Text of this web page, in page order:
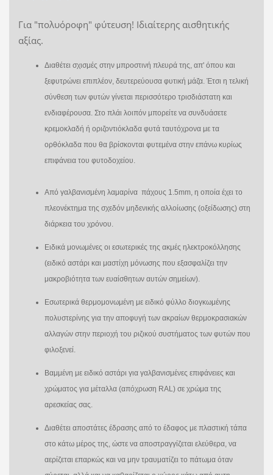
Για "πολυόροφη" φύτευση! Ιδιαίτερης αισθητικής
αξίας.
Διαθέτει σχισμές στην μπροστινή πλευρά της, απ' όπου και
ξεφυτρώνει επιπλέον, δευτερεύουσα φυτική μάζα. Έτσι η τελική
σύνθεση των φυτών γίνεται περισσότερο τρισδιάστατη και
ενδιαφέρουσα. Στο πλάι λοιπόν μπορείτε να συνδυάσετε
κρεμοκλαδή ή οριζοντιόκλαδα φυτά ταυτόχρονα με τα
ορθόκλαδα που θα βρίσκονται φυτεμένα στην επάνω κυρίως
επιφάνεια του φυτοδοχείου.
Από γαλβανισμένη λαμαρίνα πάχους 1.5mm, η οποία έχει το
πλεονέκτημα της σχεδόν μηδενικής αλλοίωσης (οξείδωσης) στη
διάρκεια του χρόνου.
Ειδικά μονωμένες οι εσωτερικές της ακμές ηλεκτροκόλλησης
(ειδικό αστάρι και μαστίχη μόνωσης που εξασφαλίζει την
μακροβιότητα των ευαίσθητων αυτών σημείων).
Εσωτερικά θερμομονωμένη με ειδικό φύλλο διογκωμένης
πολυστερίνης για την αποφυγή των ακραίων θερμοκρασιακών
αλλαγών στην περιοχή του ριζικού συστήματος των φυτών που
φιλοξενεί.
Βαμμένη με ειδικό αστάρι για γαλβανισμένες επιφάνειες και
χρώματος για μέταλλα (απόχρωση RAL) σε χρώμα της
αρεσκείας σας.
Διαθέτει αποστάτες έδρασης από το έδαφος με πλαστική τάπα
στο κάτω μέρος της, ώστε να αποστραγγίζεται ελεύθερα, να
αερίζεται επαρκώς και να μην τραυματίζει το πάτωμα όταν